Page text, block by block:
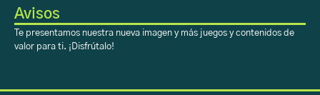
Avisos
Te presentamos nuestra nueva imagen y más juegos y contenidos de
valor para ti. ¡Disfrútalo!